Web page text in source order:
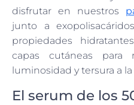
disfrutar en nuestros
junto a
propiedades
capas cutáneas para
luminosidad y tersura a la
El serum de los